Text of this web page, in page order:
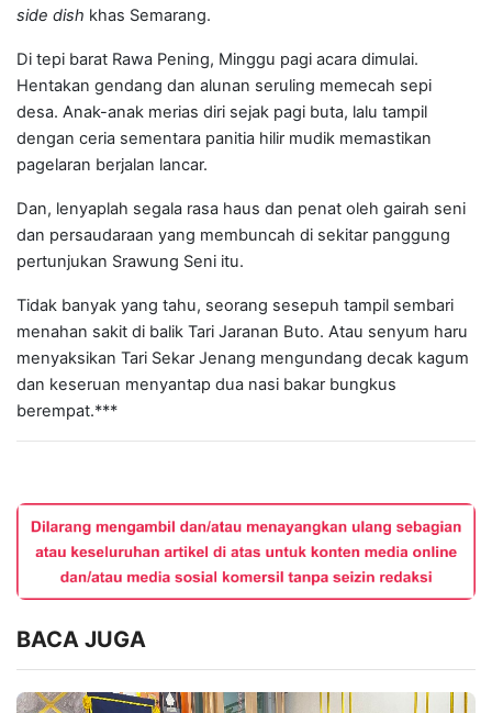
side dish khas Semarang.
Di tepi barat Rawa Pening, Minggu pagi acara dimulai.
Hentakan gendang dan alunan seruling memecah sepi
desa. Anak-anak merias diri sejak pagi buta, lalu tampil
dengan ceria sementara panitia hilir mudik memastikan
pagelaran berjalan lancar.
Dan, lenyaplah segala rasa haus dan penat oleh gairah seni
dan persaudaraan yang membuncah di sekitar panggung
pertunjukan Srawung Seni itu.
Tidak banyak yang tahu, seorang sesepuh tampil sembari
menahan sakit di balik Tari Jaranan Buto. Atau senyum haru
menyaksikan Tari Sekar Jenang mengundang decak kagum
dan keseruan menyantap dua nasi bakar bungkus
berempat.***
BACA JUGA